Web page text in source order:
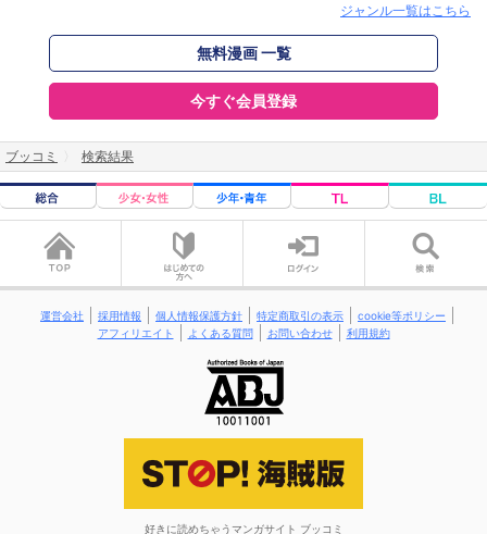
ジャンル一覧はこちら
無料漫画 一覧
今すぐ会員登録
ブッコミ 検索結果
運営会社 採用情報 個人情報保護方針 特定商取引の表示
cookie等ポリシー
アフィリエイト
よくある質問 お問い合わせ 利用規約
好きに読めちゃうマンガサイト ブッコミ